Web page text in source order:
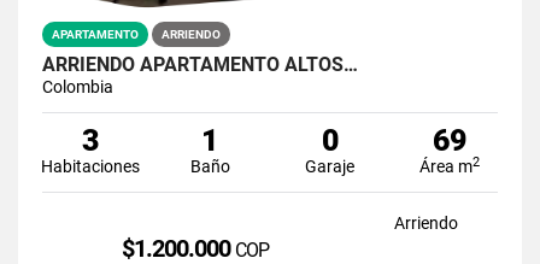
APARTAMENTO ARRIENDO
ARRIENDO APARTAMENTO ALTOS…
Colombia
3
Habitaciones
1
Baño
0
Garaje
69
Área m2
Arriendo
$1.200.000 COP